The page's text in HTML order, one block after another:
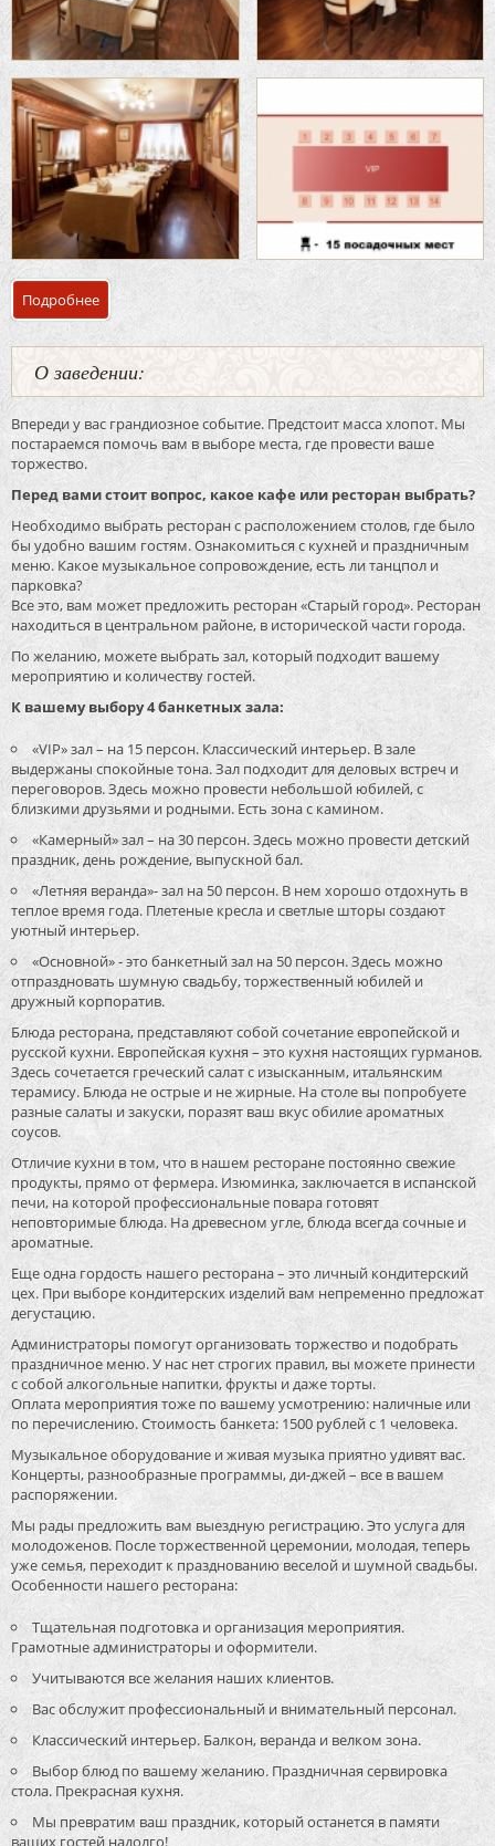
Подробнее о Банкетный зал «VIP» ресторан «Старый город»
О заведении:
Впереди у вас грандиозное событие. Предстоит масса хлопот. Мы
постараемся помочь вам в выборе места, где провести ваше
торжество.
Перед вами стоит вопрос, какое кафе или ресторан выбрать?
Необходимо выбрать ресторан с расположением столов, где было
бы удобно вашим гостям. Ознакомиться с кухней и праздничным
меню. Какое музыкальное сопровождение, есть ли танцпол и
парковка?
Все это, вам может предложить ресторан «Старый город». Ресторан
находиться в центральном районе, в исторической части города.
По желанию, можете выбрать зал, который подходит вашему
мероприятию и количеству гостей.
К вашему выбору 4 банкетных зала:
«VIP» зал – на 15 персон. Классический интерьер. В зале
выдержаны спокойные тона. Зал подходит для деловых встреч и
переговоров. Здесь можно провести небольшой юбилей, с
близкими друзьями и родными. Есть зона с камином.
«Камерный» зал – на 30 персон. Здесь можно провести детский
праздник, день рождение, выпускной бал.
«Летняя веранда»- зал на 50 персон. В нем хорошо отдохнуть в
теплое время года. Плетеные кресла и светлые шторы создают
уютный интерьер.
«Основной» - это банкетный зал на 50 персон. Здесь можно
отпраздновать шумную свадьбу, торжественный юбилей и
дружный корпоратив.
Блюда ресторана, представляют собой сочетание европейской и
русской кухни. Европейская кухня – это кухня настоящих гурманов.
Здесь сочетается греческий салат с изысканным, итальянским
терамису. Блюда не острые и не жирные. На столе вы попробуете
разные салаты и закуски, поразят ваш вкус обилие ароматных
соусов.
Отличие кухни в том, что в нашем ресторане постоянно свежие
продукты, прямо от фермера. Изюминка, заключается в испанской
печи, на которой профессиональные повара готовят
неповторимые блюда. На древесном угле, блюда всегда сочные и
ароматные.
Еще одна гордость нашего ресторана – это личный кондитерский
цех. При выборе кондитерских изделий вам непременно предложат
дегустацию.
Администраторы помогут организовать торжество и подобрать
праздничное меню. У нас нет строгих правил, вы можете принести
с собой алкогольные напитки, фрукты и даже торты.
Оплата мероприятия тоже по вашему усмотрению: наличные или
по перечислению. Стоимость банкета: 1500 рублей с 1 человека.
Музыкальное оборудование и живая музыка приятно удивят вас.
Концерты, разнообразные программы, ди-джей – все в вашем
распоряжении.
Мы рады предложить вам выездную регистрацию. Это услуга для
молодоженов. После торжественной церемонии, молодая, теперь
уже семья, переходит к празднованию веселой и шумной свадьбы.
Особенности нашего ресторана:
Тщательная подготовка и организация мероприятия.
Грамотные администраторы и оформители.
Учитываются все желания наших клиентов.
Вас обслужит профессиональный и внимательный персонал.
Классический интерьер. Балкон, веранда и велком зона.
Выбор блюд по вашему желанию. Праздничная сервировка
стола. Прекрасная кухня.
Мы превратим ваш праздник, который останется в памяти
ваших гостей надолго!